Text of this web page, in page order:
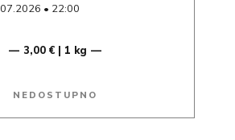
• 22:00
3,00 € | 1 kg
NEDOSTUPNO